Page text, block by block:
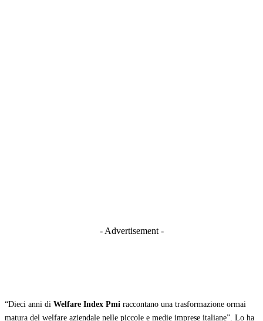
- Advertisement -
“Dieci anni di Welfare Index Pmi raccontano una trasformazione ormai
matura del welfare aziendale nelle piccole e medie imprese italiane”. Lo ha